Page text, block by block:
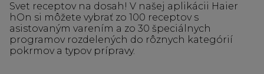
Svet receptov na dosah! V našej aplikácii Haier
hOn si môžete vybrať zo 100 receptov s
asistovaným varením a zo 30 špeciálnych
programov rozdelených do rôznych kategórií
pokrmov a typov prípravy.